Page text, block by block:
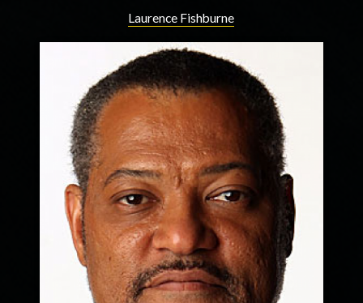
Laurence Fishburne